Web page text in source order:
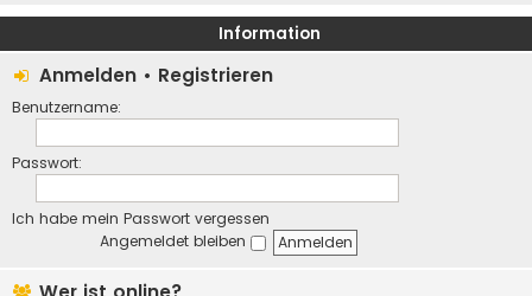
Information
Anmelden • Registrieren
Benutzername:
Passwort:
Ich habe mein Passwort vergessen
Angemeldet bleiben